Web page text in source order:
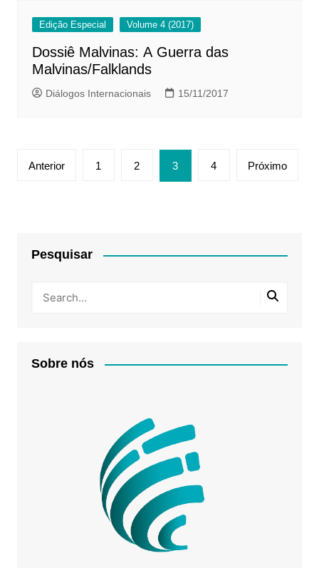
Edição Especial Volume 4 (2017)
Dossiê Malvinas: A Guerra das
Malvinas/Falklands
Diálogos Internacionais 15/11/2017
Paginação
Anterior 1 2 3 4 Próximo
Pesquisar
Sobre nós